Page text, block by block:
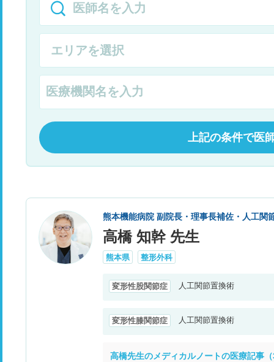
上記の条件で医
熊本機能病院 副院長・理事長補佐・人工関
高橋 知幹 先生
熊本県 整形外科
変形性股関節症 人工関節置換術
変形性膝関節症 人工関節置換術
高橋先生のメディカルノートの医療記事